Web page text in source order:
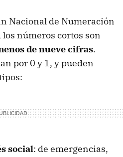
Nacional de Numeración
números cortos son
de nueve cifras.
por 0 y 1, y pueden
social: de emergencias,